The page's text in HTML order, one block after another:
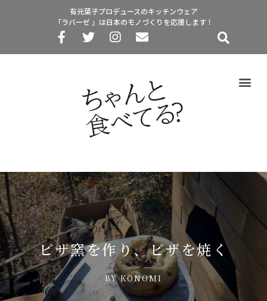
有元葉子プロデュースのキッチンウェア
「ラバーゼ 」は日本のモノづくりを応援します！
ピザ窯を作り、ピザを焼く
BYKONOMI